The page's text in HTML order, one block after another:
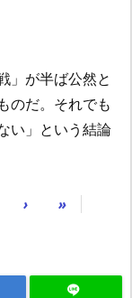
」が半ば公然と
のだ。それでも
い」という結論
› »